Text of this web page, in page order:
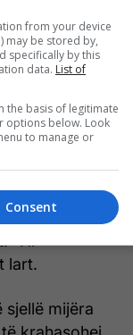
"Hi"
lart.
sjellë mijëra
from your device
may be stored by,
specifically by this
data. List of
the basis of legitimate
options below. Look
to manage or
Consent